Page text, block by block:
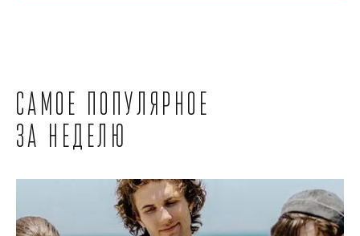
Самое популярное
за неделю